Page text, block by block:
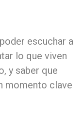
escuchar a
lo que viven
y saber que
momento clave